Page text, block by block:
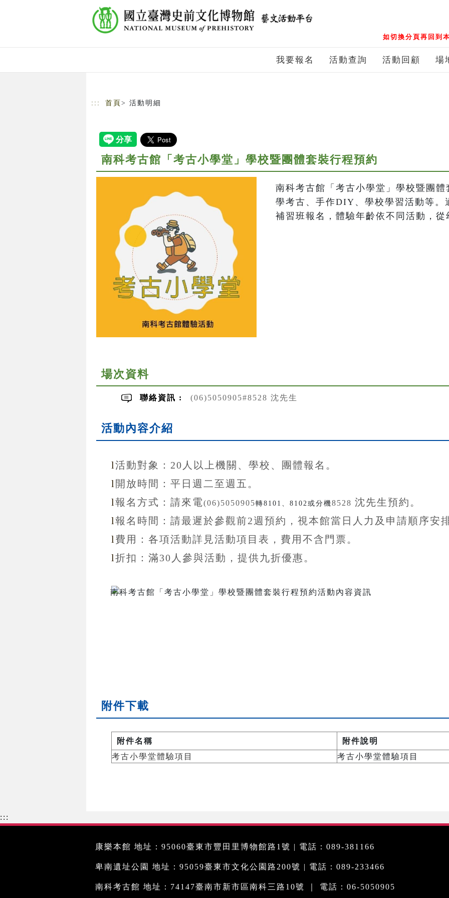
如切換分頁再回到
我要報名 活動查詢 活動回顧 場
::: 首頁 > 活動明細
南科考古館「考古小學堂」學校暨團體套裝行程預約
南科考古館「考古小學堂」學校暨團
學考古、手作DIY、學校學習活動等。
補習班報名，體驗年齡依不同活動，
場次資料
聯絡資訊 : (06)5050905#8528 沈先生
活動內容介紹
l活動對象：20 人以上機關、學校、團體報名。
l 開放時間： 平日週二至週五。
l報名方式： 請來電(06)5050905轉8101、8102或分機8528 沈先生預約。
l報名 時間： 請最遲於參觀前2週預約，視本館當日人力及申請順序安
l 費用：各項活動詳見活動項目表，費用不含 門票。
l折扣 ：滿30 人參與活動，提供九折優惠 。
附件下載
附件名稱
附件說明
考古小學堂體驗項目
考古小學堂體驗項目
:::
康樂本館 地址：95060臺東市豐田里博物館路1號 | 電話：089-381166
卑南遺址公園 地址：95059臺東市文化公園路200號 | 電話：089-233466
南科考古館 地址：74147臺南市新市區南科三路10號 ｜ 電話：06-5050905